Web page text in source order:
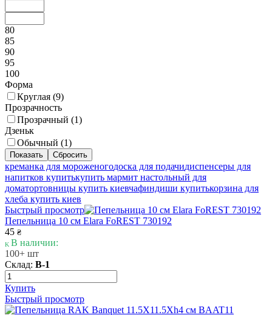
80
85
90
95
100
Форма
Круглая (9)
Прозрачность
Прозрачный (1)
Дзеньк
Обычный (1)
креманка для мороженогодоска для подачидиспенсеры для
напитков купитькупить мармит настольный для
доматортовницы купить киевчафиндиши купитькорзина для
хлеба купить киев
Быстрый просмотр
Пепельница 10 см Elara FoREST 730192
45 ₴
В наличии:
100+ шт
Склад: В-1
Купить
Быстрый просмотр